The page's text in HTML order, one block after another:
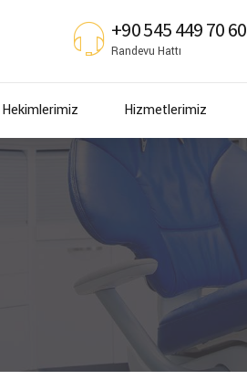
+90 545 449 70 60
Randevu Hattı
Hekimlerimiz Hizmetlerimiz